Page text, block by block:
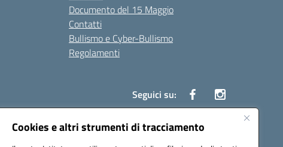
Cookies e altri strumenti di tracciamento
Documento del 15 Maggio
Contatti
Bullismo e Cyber-Bullismo
Regolamenti
Seguici su: